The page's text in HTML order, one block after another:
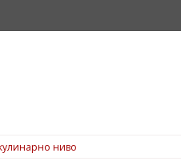
ниво